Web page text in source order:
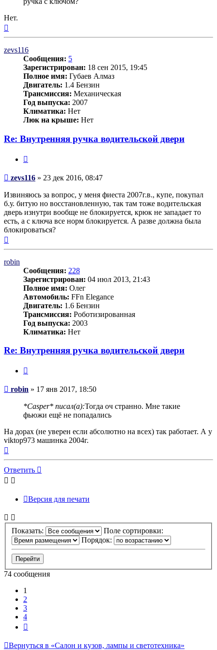
Нет.
zevs116
Сообщения: 5
Зарегистрирован: 18 сен 2015, 19:45
Полное имя: Губаев Алмаз
Двигатель: 1.4 Бензин
Трансмиссия: Механическая
Год выпуска: 2007
Климатика: Нет
Люк на крыше: Нет
Re: Внутренняя ручка водительской двери
Сообщение
zevs116 » 23 дек 2016, 08:47
Извиняюсь за вопрос, у меня фиеста 2007г.в., купе, покупал
б.у. битую но восстановленную, так там тоже водительская
дверь изнутри вообще не блокируется, крюк не западает то
есть, а с ключа все норм блокируется. А разве должна была
блокироваться?
robin
Сообщения: 228
Зарегистрирован: 04 июл 2013, 21:43
Полное имя: Олег
Автомобиль: FFn Elegance
Двигатель: 1.6 Бензин
Трансмиссия: Роботизированная
Год выпуска: 2003
Климатика: Нет
Re: Внутренняя ручка водительской двери
Сообщение
robin » 17 янв 2017, 18:50
*Casper* писал(а):Тогда оч странно. Мне такие
фьюжи ещё не попадались
На дорах (не уверен если абсолютно на всех) так работает. А у
viktop973 машинка 2004г.
началу
Ответить
Версия для печати
Показать:
Поле сортировки:
Порядок:
74 сообщения
1
2
3
4
Вернуться в «Салон и кузов, лампы и светотехника»